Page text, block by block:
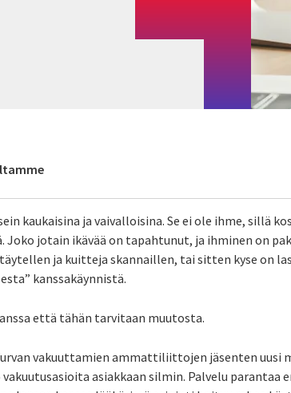
kaukaisina ja vaivalloisina. Se ei ole ihme, sillä
Joko jotain ikävää on tapahtunut, ja ihminen on
ja kuitteja skannaillen, tai sitten kyse on
kanssakäynnistä.
että tähän tarvitaan muutosta.
vakuuttamien ammattiliittojen jäsenten uusi
vakuutusasioita asiakkaan silmin. Palvelu parantaa